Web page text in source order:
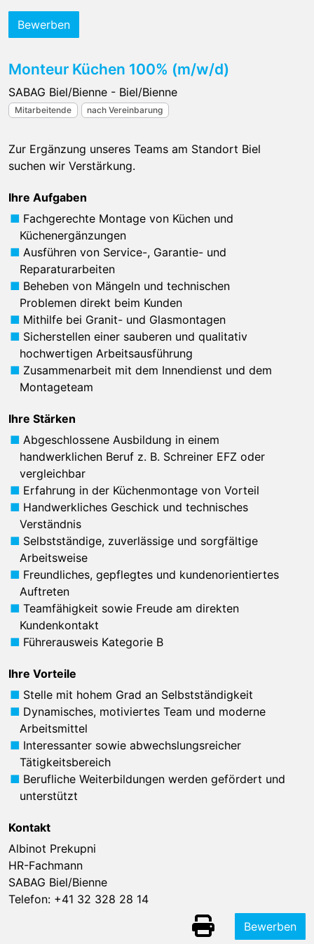
Bewerben
Monteur Küchen 100% (m/w/d)
SABAG Biel/Bienne - Biel/Bienne
Mitarbeitende nach Vereinbarung
Zur Ergänzung unseres Teams am Standort Biel
suchen wir Verstärkung.
Ihre Aufgaben
Fachgerechte Montage von Küchen und
Küchenergänzungen
Ausführen von Service-, Garantie- und
Reparaturarbeiten
Beheben von Mängeln und technischen
Problemen direkt beim Kunden
Mithilfe bei Granit- und Glasmontagen
Sicherstellen einer sauberen und qualitativ
hochwertigen Arbeitsausführung
Zusammenarbeit mit dem Innendienst und dem
Montageteam
Ihre Stärken
Abgeschlossene Ausbildung in einem
handwerklichen Beruf z. B. Schreiner EFZ oder
vergleichbar
Erfahrung in der Küchenmontage von Vorteil
Handwerkliches Geschick und technisches
Verständnis
Selbstständige, zuverlässige und sorgfältige
Arbeitsweise
Freundliches, gepflegtes und kundenorientiertes
Auftreten
Teamfähigkeit sowie Freude am direkten
Kundenkontakt
Führerausweis Kategorie B
Ihre Vorteile
Stelle mit hohem Grad an Selbstständigkeit
Dynamisches, motiviertes Team und moderne
Arbeitsmittel
Interessanter sowie abwechslungsreicher
Tätigkeitsbereich
Berufliche Weiterbildungen werden gefördert und
unterstützt
Kontakt
Albinot Prekupni
HR-Fachmann
SABAG Biel/Bienne
Telefon: +41 32 328 28 14
Bewerben